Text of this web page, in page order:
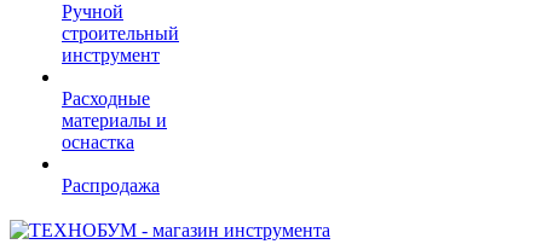
Ручной
строительный
инструмент
Расходные
материалы и
оснастка
Распродажа